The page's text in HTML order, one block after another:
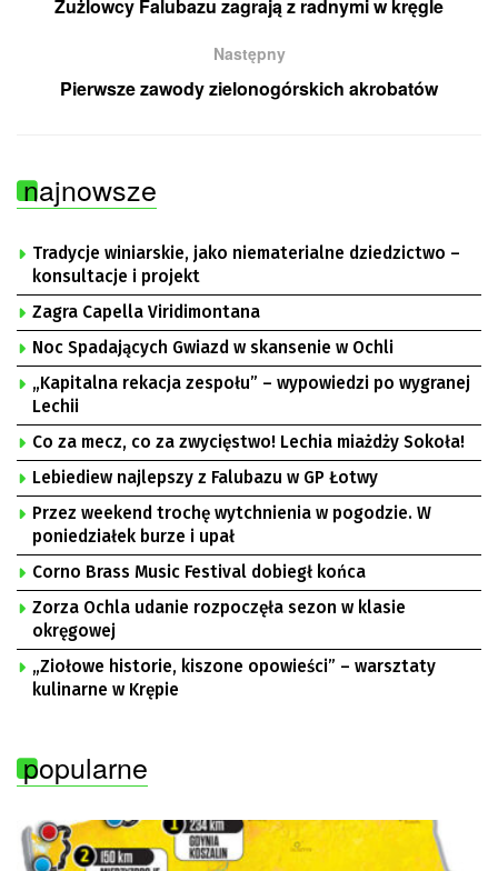
Żużlowcy Falubazu zagrają z radnymi w kręgle
Następny
Pierwsze zawody zielonogórskich akrobatów
najnowsze
Tradycje winiarskie, jako niematerialne dziedzictwo –
konsultacje i projekt
Zagra Capella Viridimontana
Noc Spadających Gwiazd w skansenie w Ochli
„Kapitalna rekacja zespołu” – wypowiedzi po wygranej
Lechii
Co za mecz, co za zwycięstwo! Lechia miażdży Sokoła!
Lebiediew najlepszy z Falubazu w GP Łotwy
Przez weekend trochę wytchnienia w pogodzie. W
poniedziałek burze i upał
Corno Brass Music Festival dobiegł końca
Zorza Ochla udanie rozpoczęła sezon w klasie
okręgowej
„Ziołowe historie, kiszone opowieści” – warsztaty
kulinarne w Krępie
popularne